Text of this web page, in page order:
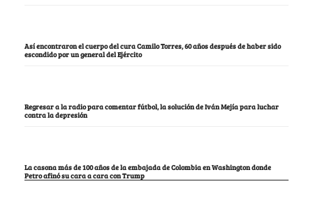
Así encontraron el cuerpo del cura Camilo Torres, 60 años después de haber sido
escondido por un general del Ejército
Regresar a la radio para comentar fútbol, la solución de Iván Mejía para luchar
contra la depresión
La casona más de 100 años de la embajada de Colombia en Washington donde
Petro afinó su cara a cara con Trump